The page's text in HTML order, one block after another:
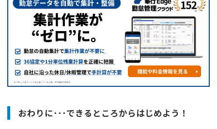
おわりに･･･できるところからはじめよう！